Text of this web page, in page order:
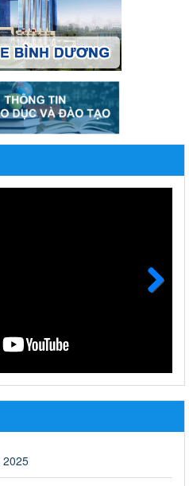
thống học sinh thị xã Bến
2024
thống học sinh thị xã Bến Cát
vắc xin phòng Covid 19
xin phòng Covid 19
" An toàn giao thông cho nụ
dùng tiền mặt các khoản
Luật Phòng, chống ma túy
2025